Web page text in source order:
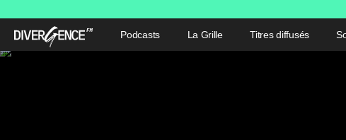
Podcasts La Grille Titres diffusés